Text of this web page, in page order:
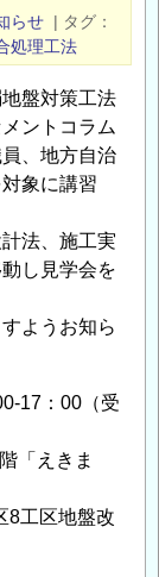
らせ | タグ
処理工法
盤対策工法
ントコラム
、地方自治
象に講習
法、施工実
し見学会を
ようお知ら
17：00（受
えきま
区地盤改